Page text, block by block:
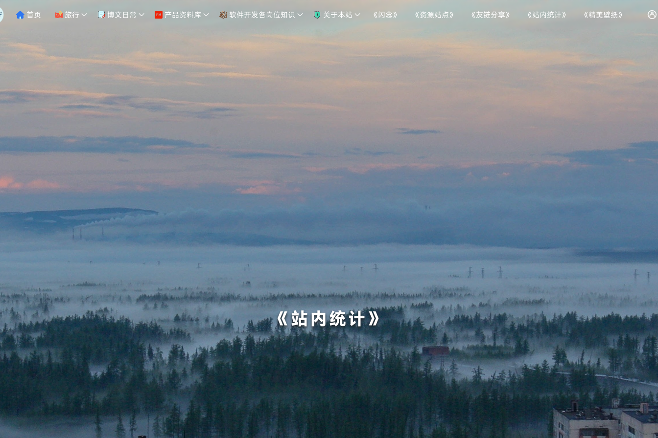
首页 旅行 博文日常 产品资料库 软件开发各岗位知识 关于本站 《闪念》 《资源站点》 《友链分享》 《站内统计》 《精美壁纸》
《站内统计》